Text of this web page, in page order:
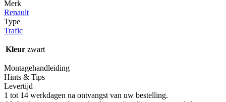
Merk
Renault
Type
Trafic
Kleur zwart
Montagehandleiding
Hints & Tips
Levertijd
1 tot 14 werkdagen na ontvangst van uw bestelling.